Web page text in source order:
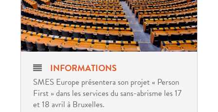
INFORMATIONS
SMES Europe présentera son projet « Person
First » dans les services du sans-abrisme les 17
et 18 avril à Bruxelles.